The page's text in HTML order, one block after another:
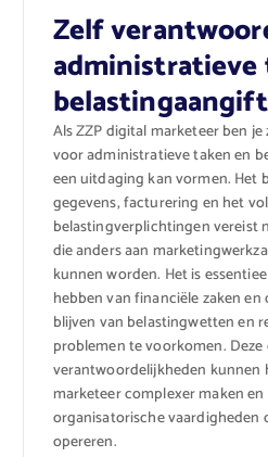
Zelf
administratieve
Als ZZP digital marketeer ben
voor administratieve taken en
een uitdaging kan vormen. Het
gegevens, facturering en het
belastingverplichtingen vereist
die anders aan
kunnen worden. Het is
hebben van financiële zaken
blijven van belastingwetten en
problemen te voorkomen. Deze
verantwoordelijkheden kunnen
marketeer complexer maken
organisatorische vaardigheden
opereren.